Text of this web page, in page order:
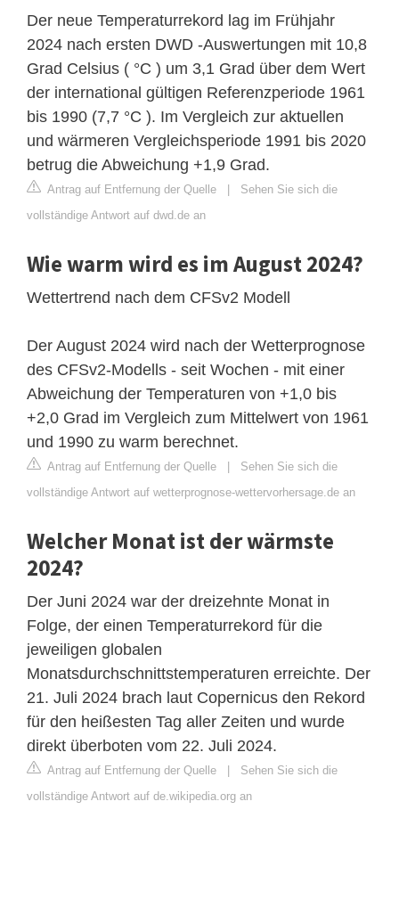
Der neue Temperaturrekord lag im Frühjahr
2024 nach ersten DWD -Auswertungen mit 10,8
Grad Celsius ( °C ) um 3,1 Grad über dem Wert
der international gültigen Referenzperiode 1961
bis 1990 (7,7 °C ). Im Vergleich zur aktuellen
und wärmeren Vergleichsperiode 1991 bis 2020
betrug die Abweichung +1,9 Grad.
Antrag auf Entfernung der Quelle | Sehen Sie sich die
vollständige Antwort auf dwd.de an
Wie warm wird es im August 2024?
Wettertrend nach dem CFSv2 Modell
Der August 2024 wird nach der Wetterprognose
des CFSv2-Modells - seit Wochen - mit einer
Abweichung der Temperaturen von +1,0 bis
+2,0 Grad im Vergleich zum Mittelwert von 1961
und 1990 zu warm berechnet.
Antrag auf Entfernung der Quelle | Sehen Sie sich die
vollständige Antwort auf wetterprognose-wettervorhersage.de an
Welcher Monat ist der wärmste
2024?
Der Juni 2024 war der dreizehnte Monat in
Folge, der einen Temperaturrekord für die
jeweiligen globalen
Monatsdurchschnittstemperaturen erreichte. Der
21. Juli 2024 brach laut Copernicus den Rekord
für den heißesten Tag aller Zeiten und wurde
direkt überboten vom 22. Juli 2024.
Antrag auf Entfernung der Quelle | Sehen Sie sich die
vollständige Antwort auf de.wikipedia.org an